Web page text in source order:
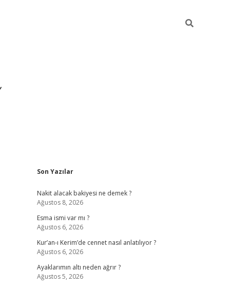
Sidebar
Son Yazılar
Nakit alacak bakiyesi ne demek ?
Ağustos 8, 2026
Esma ismi var mı ?
Ağustos 6, 2026
Kur’an-ı Kerim’de cennet nasıl anlatılıyor ?
Ağustos 6, 2026
Ayaklarımın altı neden ağrır ?
Ağustos 5, 2026